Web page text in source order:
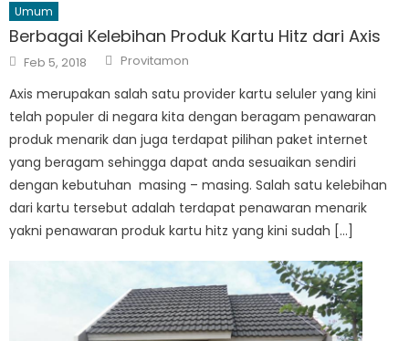
Umum
Berbagai Kelebihan Produk Kartu Hitz dari Axis
Posted
on
Feb 5, 2018 Author
Provitamon
Axis merupakan salah satu provider kartu seluler yang kini
telah populer di negara kita dengan beragam penawaran
produk menarik dan juga terdapat pilihan paket internet
yang beragam sehingga dapat anda sesuaikan sendiri
dengan kebutuhan masing – masing. Salah satu kelebihan
dari kartu tersebut adalah terdapat penawaran menarik
yakni penawaran produk kartu hitz yang kini sudah […]